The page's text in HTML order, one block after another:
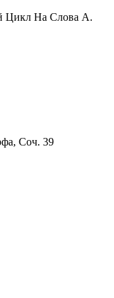
Цикл На Слова А.
Соч. 39